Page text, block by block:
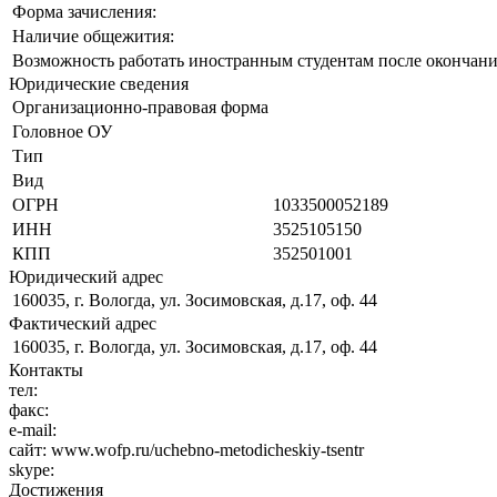
Форма зачисления:
Наличие общежития:
Возможность работать иностранным студентам после
Юридические сведения
Организационно-правовая форма
Головное ОУ
Тип
Вид
ОГРН
1033500052189
ИНН
3525105150
КПП
352501001
Юридический адрес
160035, г. Вологда, ул. Зосимовская, д.17, оф. 44
Фактический адрес
160035, г. Вологда, ул. Зосимовская, д.17, оф. 44
Контакты
тел:
факс:
e-mail:
сайт: www.wofp.ru/uchebno-metodicheskiy-tsentr
skype:
Достижения